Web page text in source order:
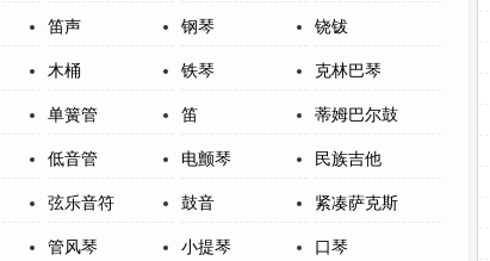
笛声 钢琴 铙钹
木桶 铁琴 克林巴琴
单簧管 笛 蒂姆巴尔鼓
低音管 电颤琴 民族吉他
弦乐音符 鼓音 紧凑萨克斯
管风琴 小提琴 口琴